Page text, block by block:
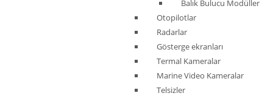
Balık Bulucu Modüller
Otopilotlar
Radarlar
Gösterge ekranları
Termal Kameralar
Marine Video Kameralar
Telsizler